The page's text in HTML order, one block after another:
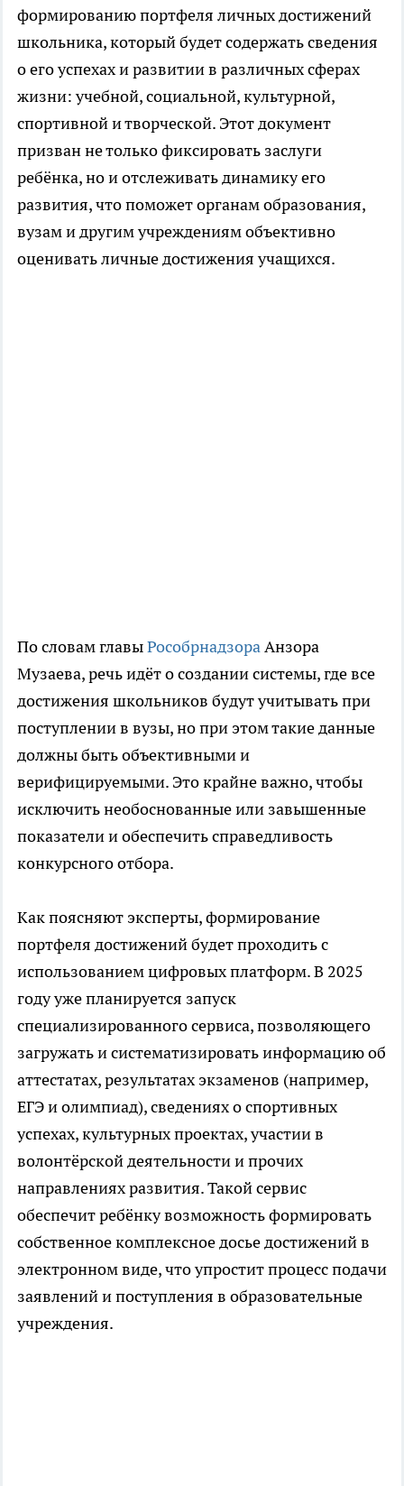
формированию портфеля личных достижений
школьника, который будет содержать сведения
о его успехах и развитии в различных сферах
жизни: учебной, социальной, культурной,
спортивной и творческой. Этот документ
призван не только фиксировать заслуги
ребёнка, но и отслеживать динамику его
развития, что поможет органам образования,
вузам и другим учреждениям объективно
оценивать личные достижения учащихся.
По словам главыРособрнадзораАнзора
Музаева, речь идёт о создании системы, где все
достижения школьников будут учитывать при
поступлении в вузы, но при этом такие данные
должны быть объективными и
верифицируемыми. Это крайне важно, чтобы
исключить необоснованные или завышенные
показатели и обеспечить справедливость
конкурсного отбора.
Как поясняют эксперты, формирование
портфеля достижений будет проходить с
использованием цифровых платформ. В 2025
году уже планируется запуск
специализированного сервиса, позволяющего
загружать и систематизировать информацию об
аттестатах, результатах экзаменов (например,
ЕГЭ и олимпиад), сведениях о спортивных
успехах, культурных проектах, участии в
волонтёрской деятельности и прочих
направлениях развития. Такой сервис
обеспечит ребёнку возможность формировать
собственное комплексное досье достижений в
электронном виде, что упростит процесс подачи
заявлений и поступления в образовательные
учреждения.